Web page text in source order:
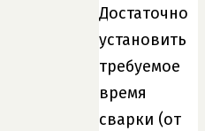
Достаточно
установить
требуемое
время
сварки (от